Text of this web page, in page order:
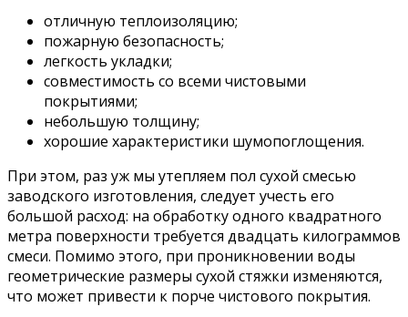
отличную теплоизоляцию;
пожарную безопасность;
легкость укладки;
совместимость со всеми чистовыми
покрытиями;
небольшую толщину;
хорошие характеристики шумопоглощения.
При этом, раз уж мы утепляем пол сухой смесью
заводского изготовления, следует учесть его
большой расход: на обработку одного квадратного
метра поверхности требуется двадцать килограммов
смеси. Помимо этого, при проникновении воды
геометрические размеры сухой стяжки изменяются,
что может привести к порче чистового покрытия.